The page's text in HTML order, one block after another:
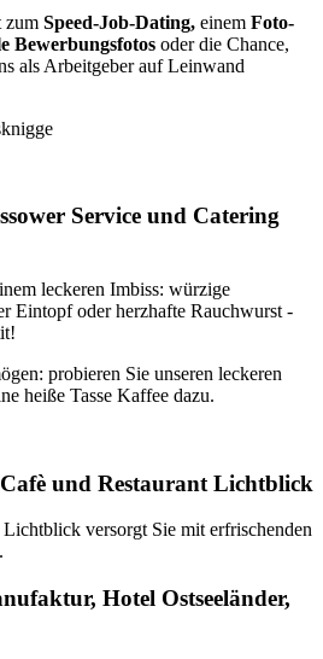
zum Speed-Job-Dating, einem Foto-
Bewerbungsfotos oder die Chance,
als Arbeitgeber auf Leinwand
Service und Catering
leckeren Imbiss: würzige
Eintopf oder herzhafte Rauchwurst -
probieren Sie unseren leckeren
heiße Tasse Kaffee dazu.
und Restaurant Lichtblick
versorgt Sie mit erfrischenden
Hotel Ostseeländer,